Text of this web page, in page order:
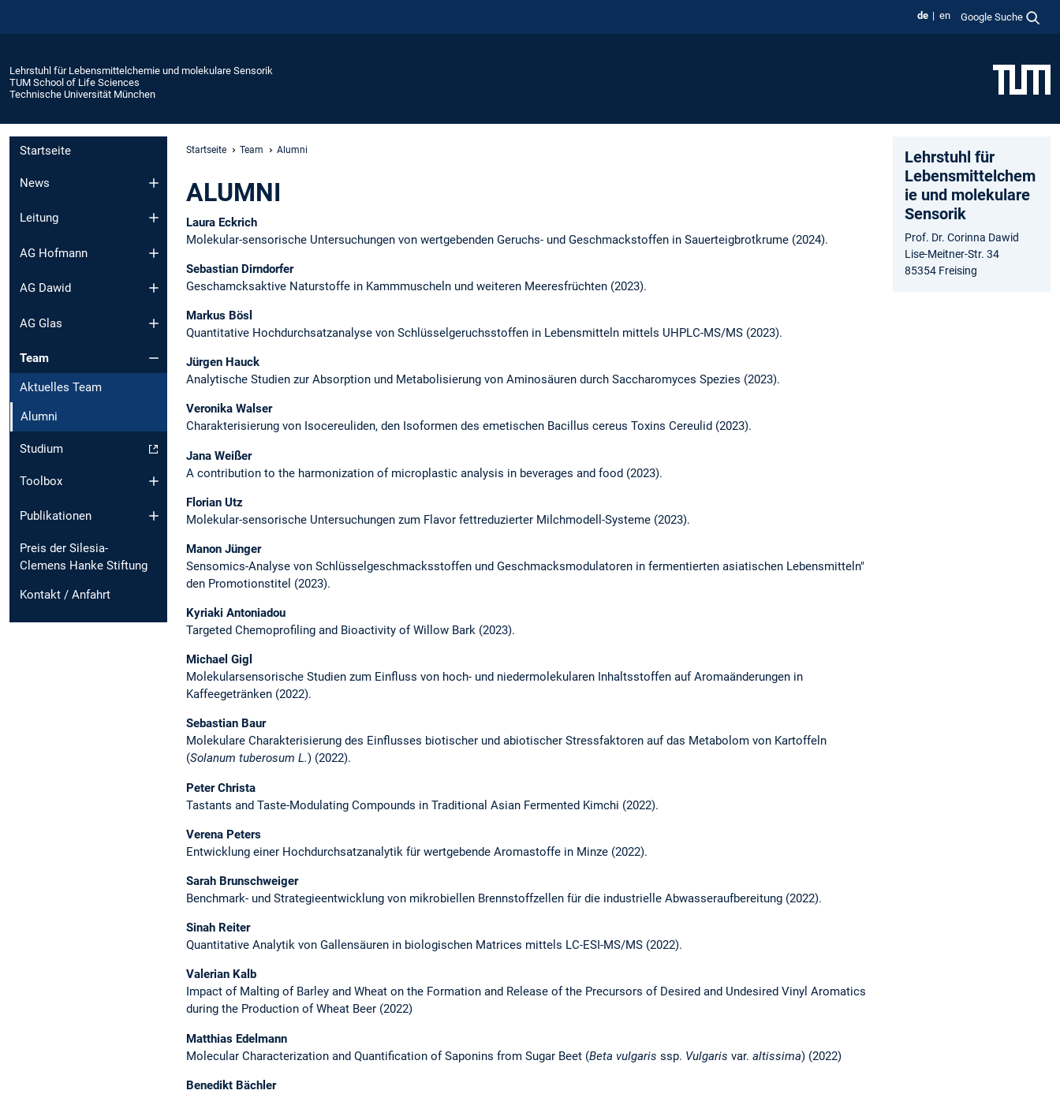
de en Google Suche
Lehrstuhl für Lebensmittelchemie und molekulare Sensorik
TUM School of Life Sciences
Technische Universität München
Startseite
News
Leitung
AG Hofmann
AG Dawid
AG Glas
Team
Aktuelles Team
Alumni
Studium
Toolbox
Publikationen
Preis der Silesia-
Clemens Hanke Stiftung
Kontakt / Anfahrt
Startseite Team Alumni
ALUMNI
Laura Eckrich
Molekular-sensorische Untersuchungen von wertgebenden Geruchs- und Geschmackstoffen in Sauerteigbrotkrume (2024).
Sebastian Dirndorfer
Geschamcksaktive Naturstoffe in Kammmuscheln und weiteren Meeresfrüchten (2023).
Markus Bösl
Quantitative Hochdurchsatzanalyse von Schlüsselgeruchsstoffen in Lebensmitteln mittels UHPLC-MS/MS (2023).
Jürgen Hauck
Analytische Studien zur Absorption und Metabolisierung von Aminosäuren durch Saccharomyces Spezies (2023).
Veronika Walser
Charakterisierung von Isocereuliden, den Isoformen des emetischen Bacillus cereus Toxins Cereulid (2023).
Jana Weißer
A contribution to the harmonization of microplastic analysis in beverages and food (2023).
Florian Utz
Molekular-sensorische Untersuchungen zum Flavor fettreduzierter Milchmodell-Systeme (2023).
Manon Jünger
Sensomics-Analyse von Schlüsselgeschmacksstoffen und Geschmacksmodulatoren in fermentierten asiatischen Lebensmitteln"
den Promotionstitel (2023).
Kyriaki Antoniadou
Targeted Chemoprofiling and Bioactivity of Willow Bark (2023).
Michael Gigl
Molekularsensorische Studien zum Einfluss von hoch- und niedermolekularen Inhaltsstoffen auf Aromaänderungen in
Kaffeegetränken (2022).
Sebastian Baur
Molekulare Charakterisierung des Einflusses biotischer und abiotischer Stressfaktoren auf das Metabolom von Kartoffeln
(Solanum tuberosum L.) (2022).
Peter Christa
Tastants and Taste-Modulating Compounds in Traditional Asian Fermented Kimchi (2022).
Verena Peters
Entwicklung einer Hochdurchsatzanalytik für wertgebende Aromastoffe in Minze (2022).
Sarah Brunschweiger
Benchmark- und Strategieentwicklung von mikrobiellen Brennstoffzellen für die industrielle Abwasseraufbereitung (2022).
Sinah Reiter
Quantitative Analytik von Gallensäuren in biologischen Matrices mittels LC-ESI-MS/MS (2022).
Valerian Kalb
Impact of Malting of Barley and Wheat on the Formation and Release of the Precursors of Desired and Undesired Vinyl Aromatics
during the Production of Wheat Beer (2022)
Matthias Edelmann
Molecular Characterization and Quantification of Saponins from Sugar Beet (Beta vulgaris ssp. Vulgaris var. altissima) (2022)
Benedikt Bächler
Lehrstuhl für
Lebensmittelchem
ie und molekulare
Sensorik
Prof. Dr. Corinna Dawid
Lise-Meitner-Str. 34
85354 Freising